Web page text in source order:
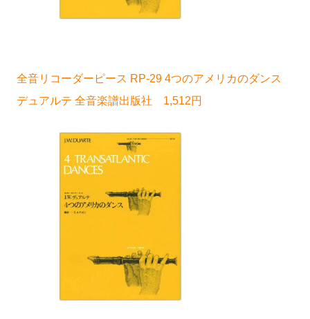
全音リコーダーピース RP-29 4つのアメリカのダンス
デュアルテ 全音楽譜出版社 1,512円